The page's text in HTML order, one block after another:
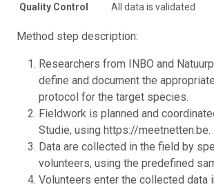
Quality Control
All data is validated
Method step description:
Researchers from INBO and
define and document the
protocol for the target species.
Fieldwork is planned and
Studie, using https://meetnetten.be.
Data are collected in the field by
volunteers, using the predefined
Volunteers enter the collected data